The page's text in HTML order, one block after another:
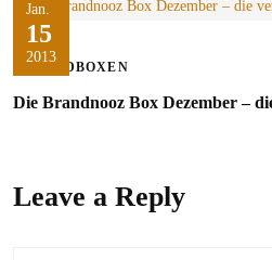
Jan.
15
2013
FOODBOXEN
Die Brandnooz Box Dezember –
Leave a Reply